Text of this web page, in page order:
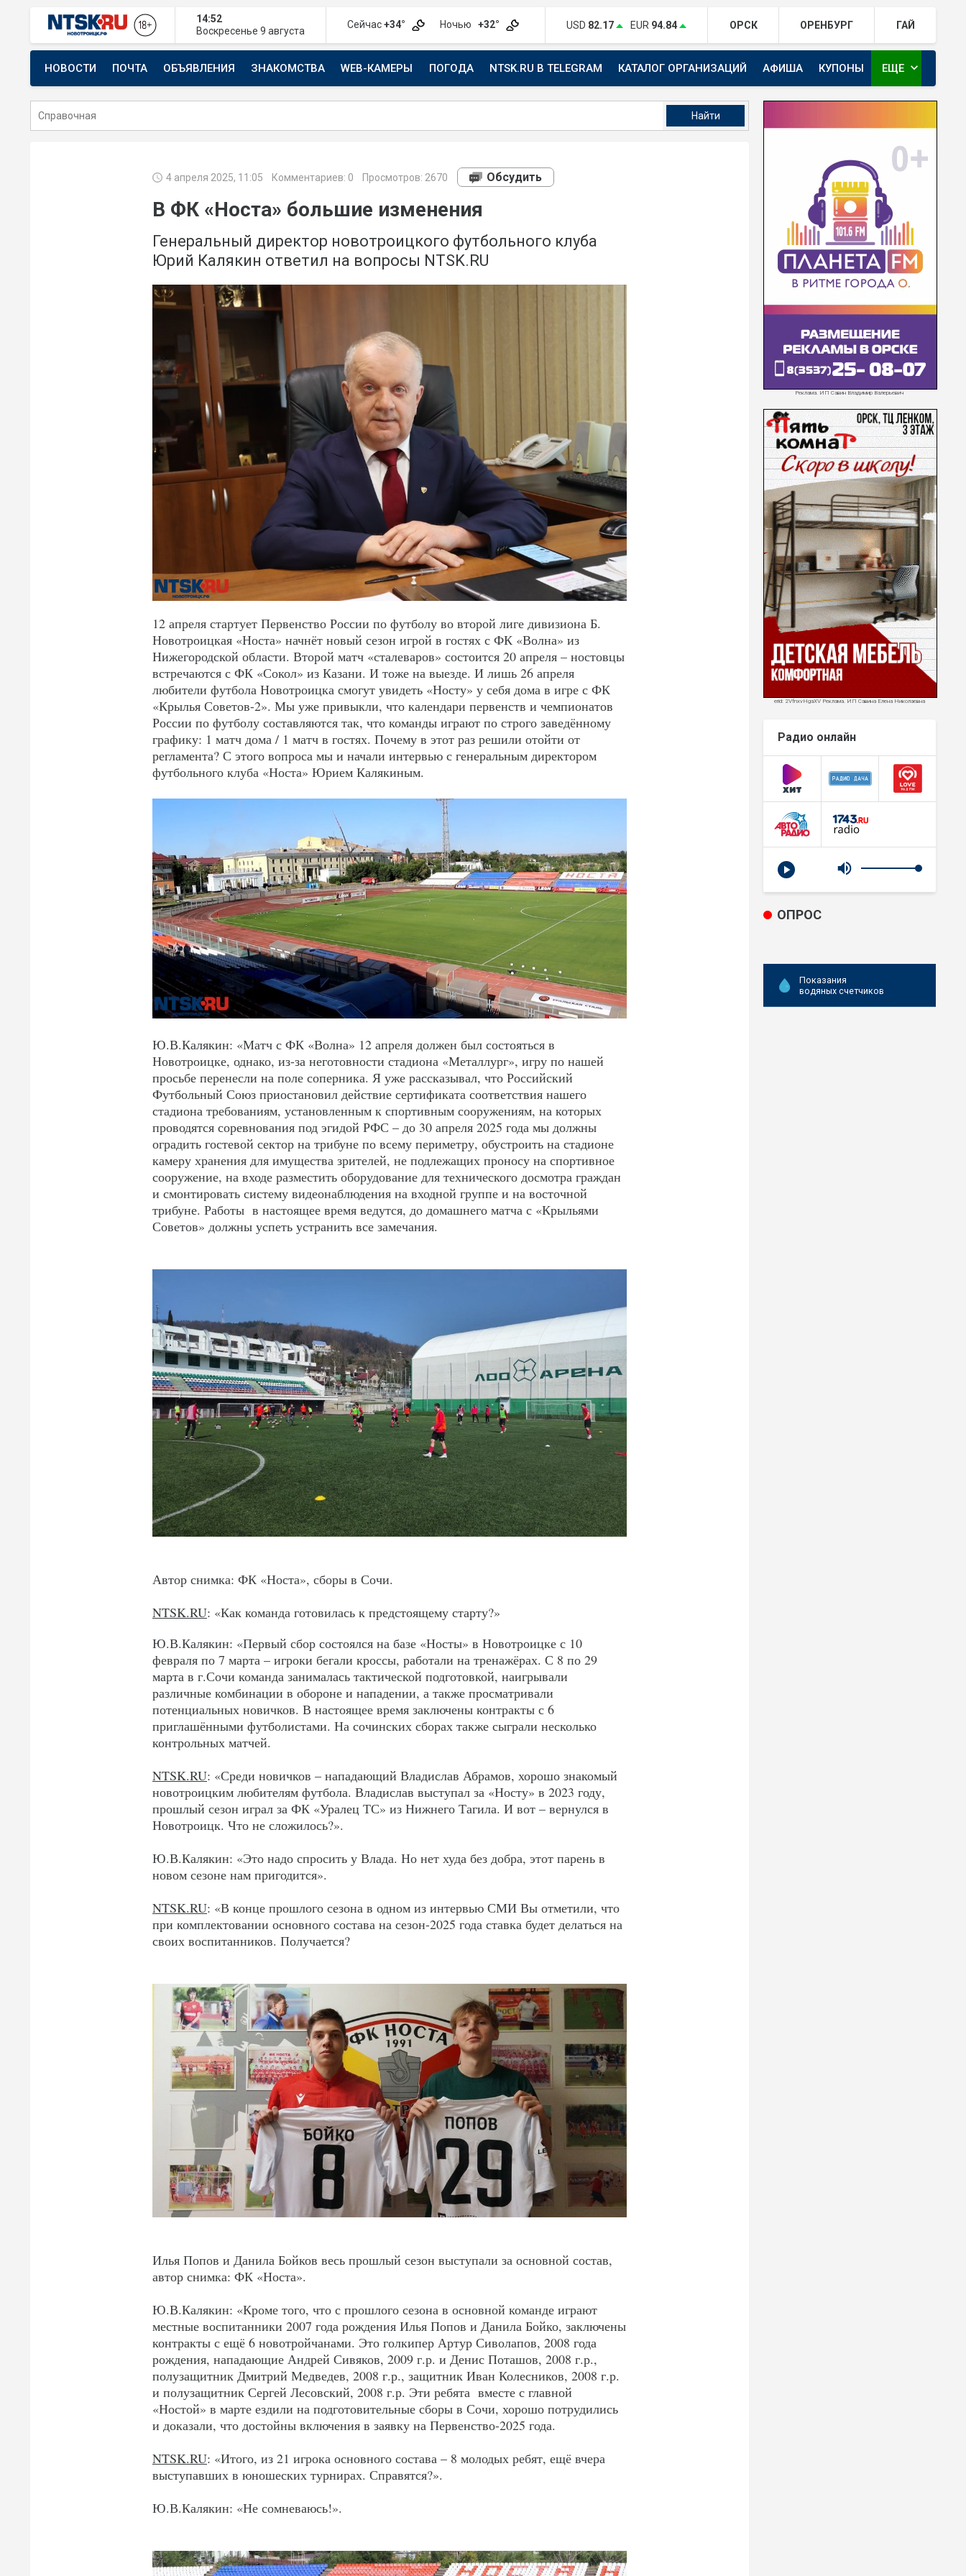
14:52
Воскресенье 9 августа
Сейчас+34° Ночью+32° USD 82.17 EUR 94.84 ОРСК ОРЕНБУРГ ГАЙ
НОВОСТИ ПОЧТА ОБЪЯВЛЕНИЯ ЗНАКОМСТВА WEB-КАМЕРЫ ПОГОДА NTSK.RU В TELEGRAM КАТАЛОГ ОРГАНИЗАЦИЙ АФИША КУПОНЫ
СТРОИТЕЛЬСТВО И РЕМОНТ АВТО ТЕЛЕКАНАЛ ЕВРАЗИЯ
ЕЩЕ expand_more
4 апреля 2025, 11:05 Комментариев: 0 Просмотров: 2670 Обсудить
В ФК «Носта» большие изменения
Генеральный директор новотроицкого футбольного клуба
Юрий Калякин ответил на вопросы NTSK.RU
12 апреля стартует Первенство России по футболу во второй лиге дивизиона Б.
Новотроицкая «Носта» начнёт новый сезон игрой в гостях с ФК «Волна» из
Нижегородской области. Второй матч «сталеваров» состоится 20 апреля – ностовцы
встречаются с ФК «Сокол» из Казани. И тоже на выезде. И лишь 26 апреля
любители футбола Новотроицка смогут увидеть «Носту» у себя дома в игре с ФК
«Крылья Советов-2». Мы уже привыкли, что календари первенств и чемпионатов
России по футболу составляются так, что команды играют по строго заведённому
графику: 1 матч дома / 1 матч в гостях. Почему в этот раз решили отойти от
регламента? С этого вопроса мы и начали интервью с генеральным директором
футбольного клуба «Носта» Юрием Калякиным.
Ю.В.Калякин: «Матч с ФК «Волна» 12 апреля должен был состояться в
Новотроицке, однако, из-за неготовности стадиона «Металлург», игру по нашей
просьбе перенесли на поле соперника. Я уже рассказывал, что Российский
Футбольный Союз приостановил действие сертификата соответствия нашего
стадиона требованиям, установленным к спортивным сооружениям, на которых
проводятся соревнования под эгидой РФС – до 30 апреля 2025 года мы должны
оградить гостевой сектор на трибуне по всему периметру, обустроить на стадионе
камеру хранения для имущества зрителей, не подлежащих проносу на спортивное
сооружение, на входе разместить оборудование для технического досмотра граждан
и смонтировать систему видеонаблюдения на входной группе и на восточной
трибуне. Работы в настоящее время ведутся, до домашнего матча с «Крыльями
Советов» должны успеть устранить все замечания.
Автор снимка: ФК «Носта», сборы в Сочи.
NTSK.RU: «Как команда готовилась к предстоящему старту?»
Ю.В.Калякин: «Первый сбор состоялся на базе «Носты» в Новотроицке с 10
февраля по 7 марта – игроки бегали кроссы, работали на тренажёрах. С 8 по 29
марта в г.Сочи команда занималась тактической подготовкой, наигрывали
различные комбинации в обороне и нападении, а также просматривали
потенциальных новичков. В настоящее время заключены контракты с 6
приглашёнными футболистами. На сочинских сборах также сыграли несколько
контрольных матчей.
NTSK.RU: «Среди новичков – нападающий Владислав Абрамов, хорошо знакомый
новотроицким любителям футбола. Владислав выступал за «Носту» в 2023 году,
прошлый сезон играл за ФК «Уралец ТС» из Нижнего Тагила. И вот – вернулся в
Новотроицк. Что не сложилось?».
Ю.В.Калякин: «Это надо спросить у Влада. Но нет худа без добра, этот парень в
новом сезоне нам пригодится».
NTSK.RU: «В конце прошлого сезона в одном из интервью СМИ Вы отметили, что
при комплектовании основного состава на сезон-2025 года ставка будет делаться на
своих воспитанников. Получается?
Илья Попов и Данила Бойков весь прошлый сезон выступали за основной состав,
автор снимка: ФК «Носта».
Ю.В.Калякин: «Кроме того, что с прошлого сезона в основной команде играют
местные воспитанники 2007 года рождения Илья Попов и Данила Бойко, заключены
контракты с ещё 6 новотройчанами. Это голкипер Артур Сиволапов, 2008 года
рождения, нападающие Андрей Сивяков, 2009 г.р. и Денис Поташов, 2008 г.р.,
полузащитник Дмитрий Медведев, 2008 г.р., защитник Иван Колесников, 2008 г.р.
и полузащитник Сергей Лесовский, 2008 г.р. Эти ребята вместе с главной
«Ностой» в марте ездили на подготовительные сборы в Сочи, хорошо потрудились
и доказали, что достойны включения в заявку на Первенство-2025 года.
NTSK.RU: «Итого, из 21 игрока основного состава – 8 молодых ребят, ещё вчера
выступавших в юношеских турнирах. Справятся?».
Ю.В.Калякин: «Не сомневаюсь!».
Реклама. ИП Савин Владимир Валерьевич
erid: 2VfnxvHgaXV Реклама. ИП Савина Елена Николаевна
Радио онлайн
ОПРОС
Показания
водяных счетчиков